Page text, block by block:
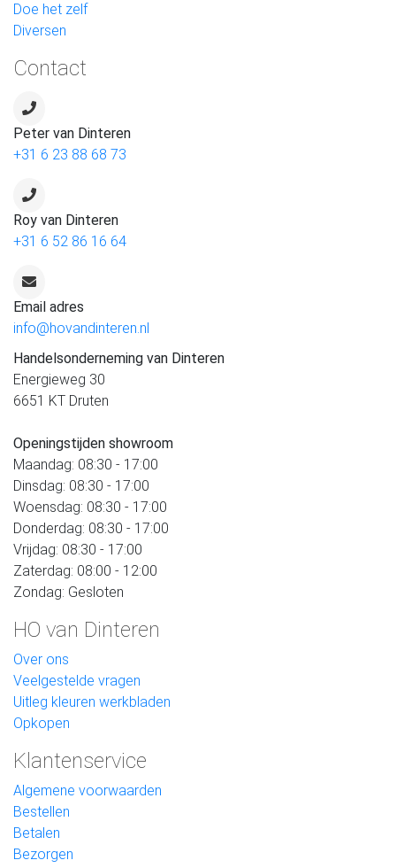
Doe het zelf
Diversen
Contact
Peter van Dinteren
+31 6 23 88 68 73
Roy van Dinteren
+31 6 52 86 16 64
Email adres
info@hovandinteren.nl
Handelsonderneming van Dinteren
Energieweg 30
6651 KT Druten
Openingstijden showroom
Maandag: 08:30 - 17:00
Dinsdag: 08:30 - 17:00
Woensdag: 08:30 - 17:00
Donderdag: 08:30 - 17:00
Vrijdag: 08:30 - 17:00
Zaterdag: 08:00 - 12:00
Zondag: Gesloten
HO van Dinteren
Over ons
Veelgestelde vragen
Uitleg kleuren werkbladen
Opkopen
Klantenservice
Algemene voorwaarden
Bestellen
Betalen
Bezorgen